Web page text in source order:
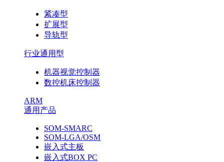
紧凑型
扩展型
导轨型
行业通用型
机器视觉控制器
数控机床控制器
ARM
通用产品
SOM-SMARC
SOM-LGA/OSM
嵌入式主板
嵌入式BOX PC